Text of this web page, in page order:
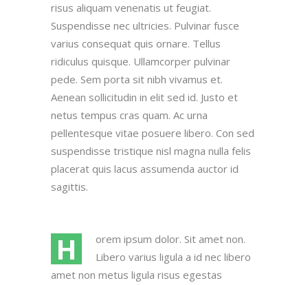
risus aliquam venenatis ut feugiat.
Suspendisse nec ultricies. Pulvinar fusce
varius consequat quis ornare. Tellus
ridiculus quisque. Ullamcorper pulvinar
pede. Sem porta sit nibh vivamus et.
Aenean sollicitudin in elit sed id. Justo et
netus tempus cras quam. Ac urna
pellentesque vitae posuere libero. Con sed
suspendisse tristique nisl magna nulla felis
placerat quis lacus assumenda auctor id
sagittis.
H
orem ipsum dolor. Sit amet non.
Libero varius ligula a id nec libero
amet non metus ligula risus egestas